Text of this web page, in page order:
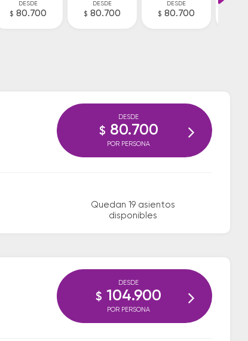
DESDE
$ 80.700
DESDE
$ 80.700
DESDE
$ 80.700
Quedan 19 asientos
disponibles
DESDE
$ 80.700
POR PERSONA
DESDE
$ 104.900
POR PERSONA